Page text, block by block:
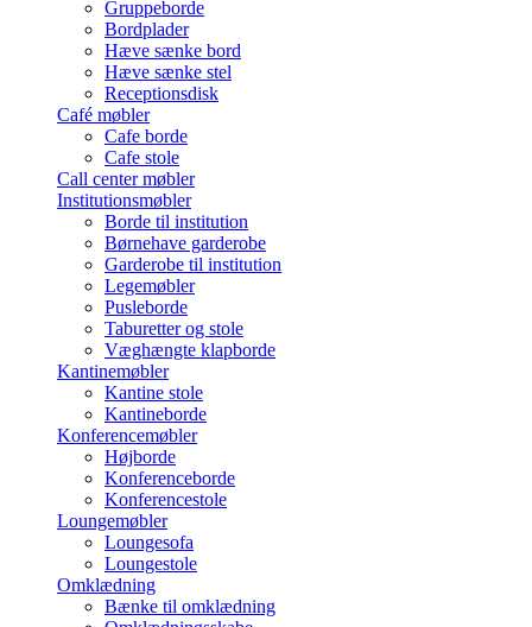
Gruppeborde
Bordplader
Hæve sænke bord
Hæve sænke stel
Receptionsdisk
Café møbler
Cafe borde
Cafe stole
Call center møbler
Institutionsmøbler
Borde til institution
Børnehave garderobe
Garderobe til institution
Legemøbler
Pusleborde
Taburetter og stole
Væghængte klapborde
Kantinemøbler
Kantine stole
Kantineborde
Konferencemøbler
Højborde
Konferenceborde
Konferencestole
Loungemøbler
Loungesofa
Loungestole
Omklædning
Bænke til omklædning